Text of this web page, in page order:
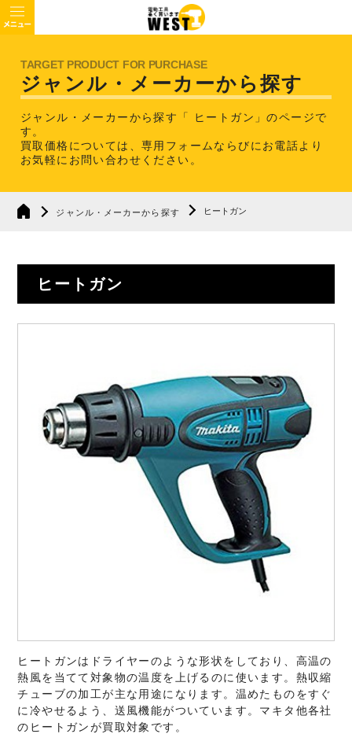
ジャンル・メーカーから探す
ジャンル・メーカーから探す「 ヒートガン」のページで
す。
買取価格については、専用フォームならびにお電話より
お気軽にお問い合わせください。
ジャンル・メーカーから探す ヒートガン
ヒートガン
ヒートガンはドライヤーのような形状をしており、高温の
熱風を当てて対象物の温度を上げるのに使います。熱収縮
チューブの加工が主な用途になります。温めたものをすぐ
に冷やせるよう、送風機能がついています。マキタ他各社
のヒートガンが買取対象です。